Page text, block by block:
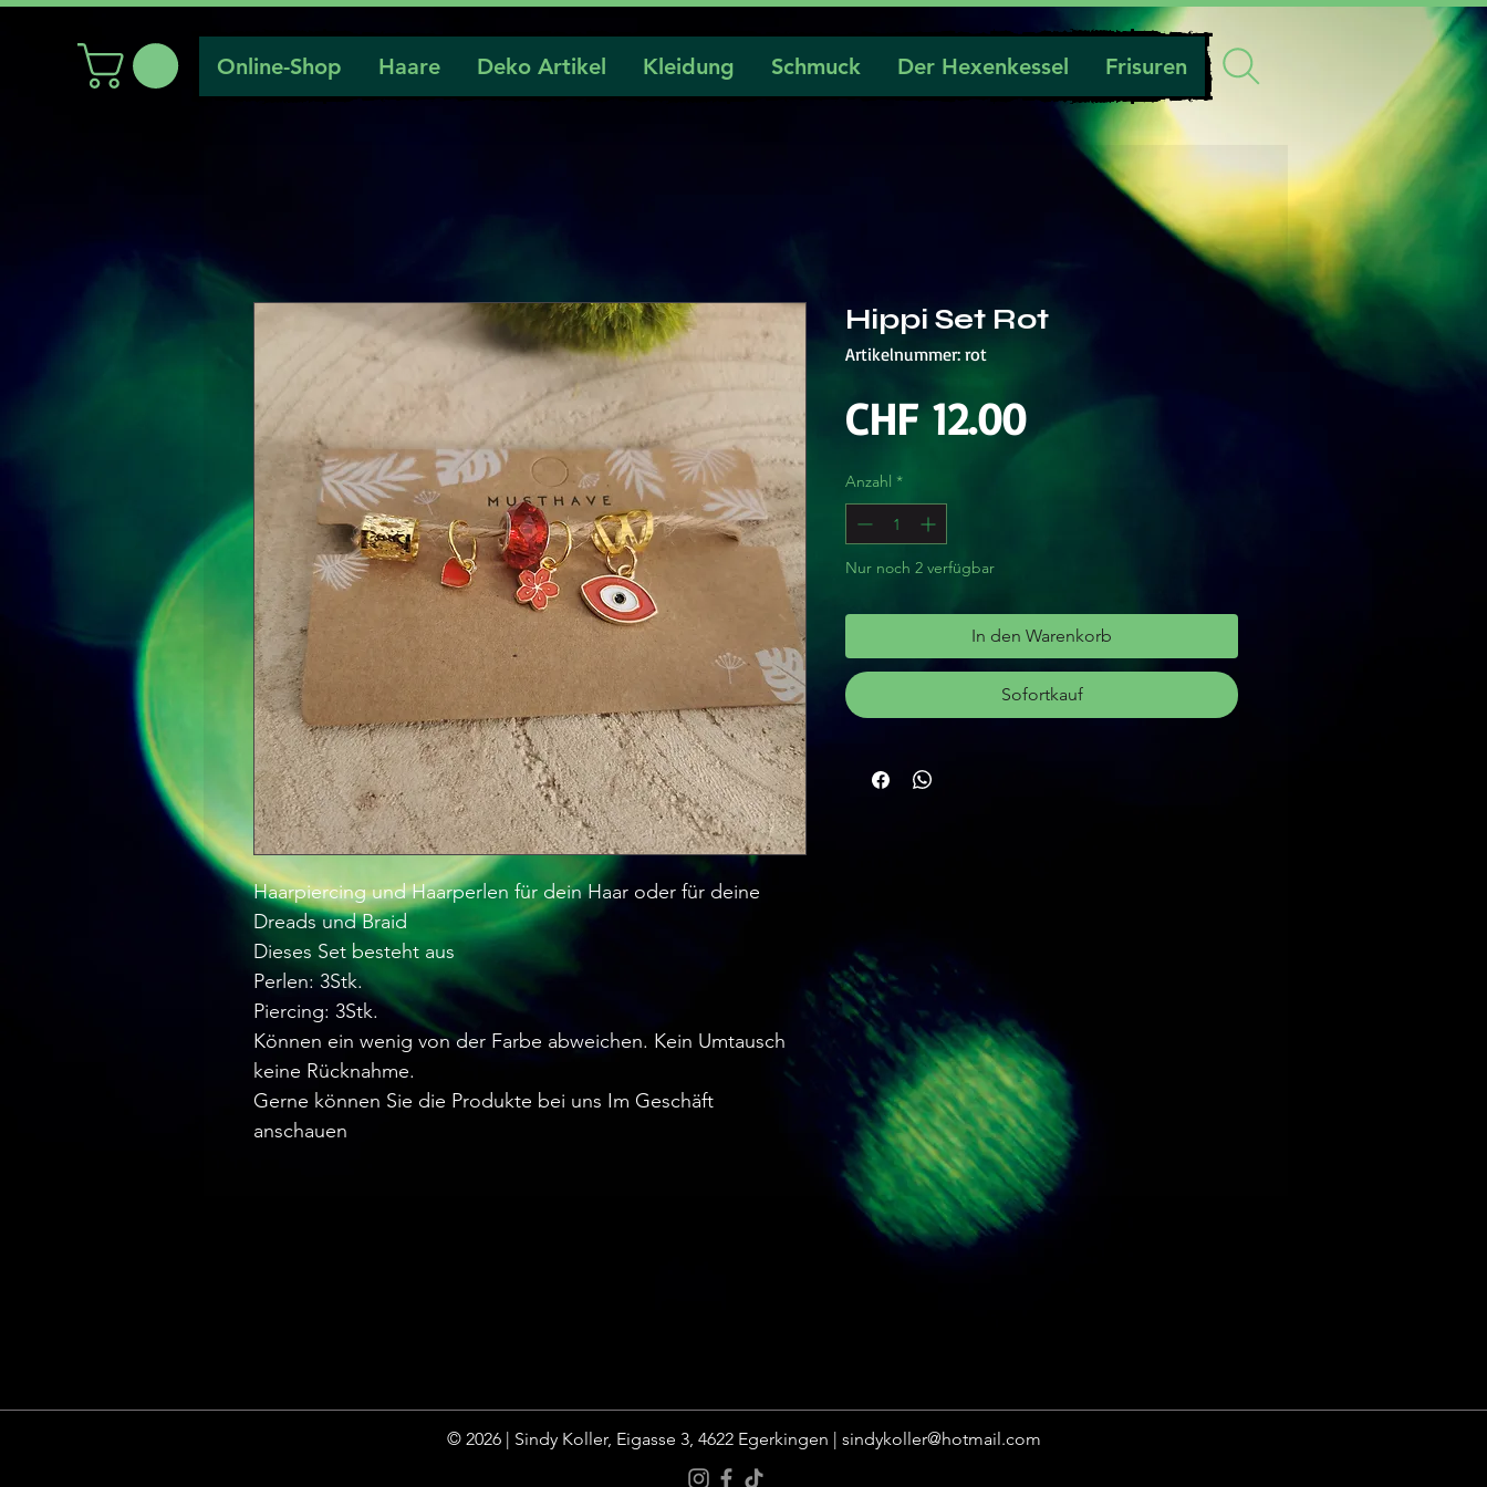
Online-Shop Haare Deko Artikel Kleidung Schmuck Der Hexenkessel Frisuren
Haarpiercing und Haarperlen für dein Haar oder für deine
Dreads und Braid
Dieses Set besteht aus
Perlen: 3Stk.
Piercing: 3Stk.
Können ein wenig von der Farbe abweichen. Kein Umtausch
keine Rücknahme.
Gerne können Sie die Produkte bei uns Im Geschäft
anschauen
Hippi Set Rot
Artikelnummer: rot
CHF 12.00Preis
Anzahl *
Nur noch 2 verfügbar
In den Warenkorb
Sofortkauf
© 2026 | Sindy Koller, Eigasse 3, 4622 Egerkingen | sindykoller@hotmail.com